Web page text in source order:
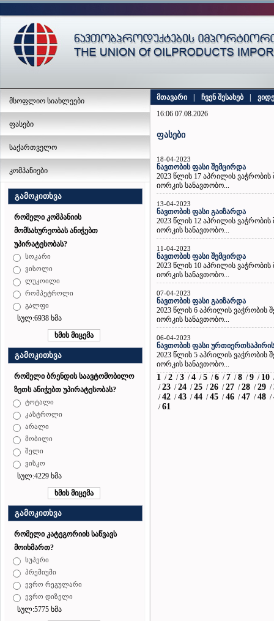
მსოფლიო სიახლეები
ფასები
საქართველო
კომპანიები
გამოკითხვა
რომელი კომპანიის
მომსახურეობას ანიჭებთ
უპირატესობას?
სოკარი
ვისოლი
ლუკოილი
რომპეტროლი
გალფი
სულ:6938 ხმა
გამოკითხვა
რომელი ბრენდის საავტომობილო
ზეთს ანიჭებთ უპირატესობას?
ტოტალი
კასტროლი
არალი
მობილი
შელი
ვისკო
სულ:4229 ხმა
გამოკითხვა
რომელი კატეგორიის საწვავს
მოიხმართ?
სუპერი
პრემიუმი
ევრო რეგულარი
ევრო დიზელი
სულ:5775 ხმა
მთავარი ჩვენ შესახებ
16:06 07.08.2026
ფასები
18-04-2023
ნავთობის ფასი შემცირდა
2023 წლის 17 აპრილის
იორკის სანავთობო...
13-04-2023
ნავთობის ფასი გაიზარდა
2023 წლის 12 აპრილის
იორკის სანავთობო...
11-04-2023
ნავთობის ფასი შემცირდა
2023 წლის 10 აპრილის
იორკის სანავთობო...
07-04-2023
ნავთობის ფასი გაიზარდა
2023 წლის 6 აპრილის ვაჭრობის
იორკის სანავთობო...
06-04-2023
ნავთობის ფასი
2023 წლის 5 აპრილის ვაჭრობის
იორკის სანავთობო...
1 / 2 / 3 / 4 / 5 / 6 / 7 / 8 / 9 / 10
/ 23 / 24 / 25 / 26 / 27 / 28 / 29 /
/ 42 / 43 / 44 / 45 / 46 / 47 / 48 /
/ 61